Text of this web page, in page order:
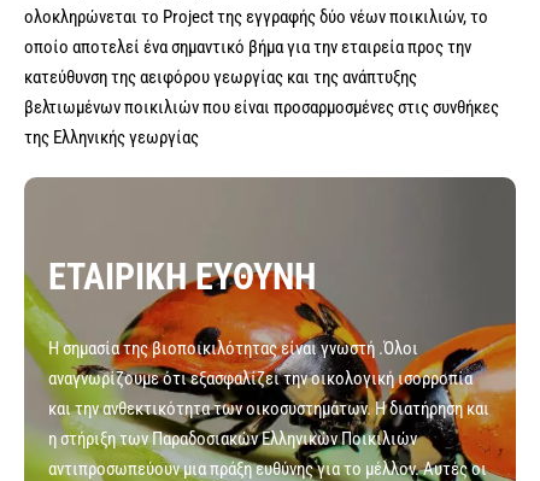
ολοκληρώνεται το Project της εγγραφής δύο νέων ποικιλιών, το
οποίο αποτελεί ένα σημαντικό βήμα για την εταιρεία προς την
κατεύθυνση της αειφόρου γεωργίας και της ανάπτυξης
βελτιωμένων ποικιλιών που είναι προσαρμοσμένες στις συνθήκες
της Ελληνικής γεωργίας
ΕΤΑΙΡΙΚΗ ΕΥΘΥΝΗ
Η σημασία της βιοποικιλότητας είναι γνωστή .Όλοι
αναγνωρίζουμε ότι εξασφαλίζει την οικολογική ισορροπία
και την ανθεκτικότητα των οικοσυστημάτων. Η διατήρηση και
η στήριξη των Παραδοσιακών Ελληνικών Ποικιλιών
αντιπροσωπεύουν μια πράξη ευθύνης για το μέλλον. Αυτές οι